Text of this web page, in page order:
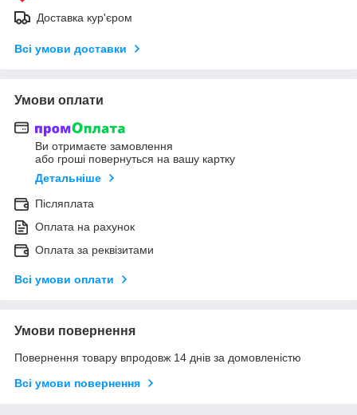
Доставка кур'єром
Всі умови доставки
Умови оплати
Ви отримаєте замовлення
або гроші повернуться на вашу картку
Детальніше
Післяплата
Оплата на рахунок
Оплата за реквізитами
Всі умови оплати
Умови повернення
Повернення товару впродовж 14 днів за домовленістю
Всі умови повернення